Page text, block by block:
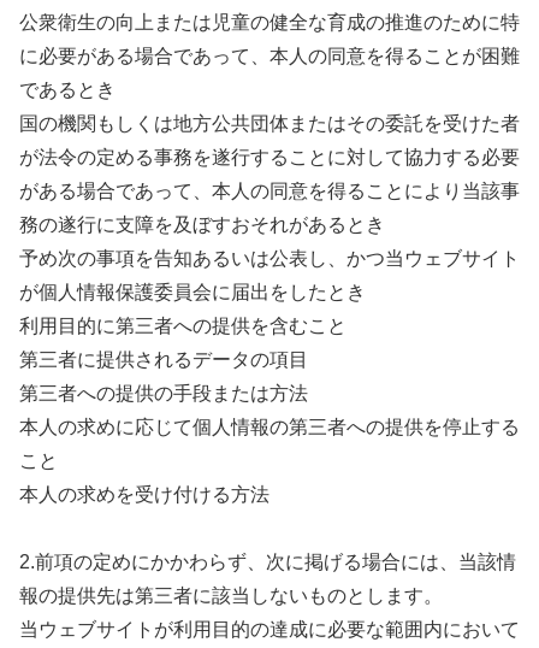
公衆衛生の向上または児童の健全な育成の推進のために特
に必要がある場合であって、本人の同意を得ることが困難
であるとき
国の機関もしくは地方公共団体またはその委託を受けた者
が法令の定める事務を遂行することに対して協力する必要
がある場合であって、本人の同意を得ることにより当該事
務の遂行に支障を及ぼすおそれがあるとき
予め次の事項を告知あるいは公表し、かつ当ウェブサイト
が個人情報保護委員会に届出をしたとき
利用目的に第三者への提供を含むこと
第三者に提供されるデータの項目
第三者への提供の手段または方法
本人の求めに応じて個人情報の第三者への提供を停止する
こと
本人の求めを受け付ける方法
2.前項の定めにかかわらず、次に掲げる場合には、当該情
報の提供先は第三者に該当しないものとします。
当ウェブサイトが利用目的の達成に必要な範囲内において